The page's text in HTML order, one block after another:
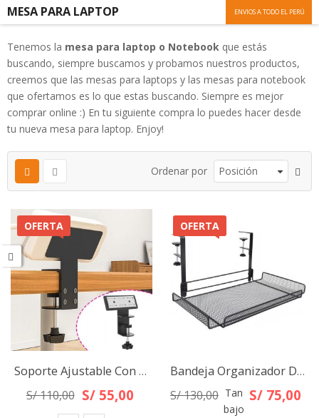
MESA PARA LAPTOP ENVIOS A TODO EL PERÚ
Tenemos la mesa para laptop o Notebook que estás
buscando, siempre buscamos y probamos nuestros productos,
creemos que las mesas para laptops y las mesas para notebook
que ofertamos es lo que estas buscando. Siempre es mejor
comprar online :) En tu siguiente compra lo puedes hacer desde
tu nueva mesa para laptop. Enjoy!
Ordenar por
OFERTA
Soporte Ajustable Con Adhesivo Para Regleta En Escritorio Negro
S/ 55,00
S/ 110,00
OFERTA
Bandeja Organizador De Cables Para Escritorio Hogar Oficina
S/ 75,00
S/ 130,00 Tan
bajo